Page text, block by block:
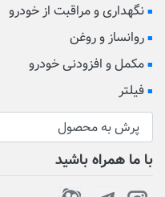
نگهداری و مراقبت از خودرو
روانساز و روغن
مکمل و افزودنی خودرو
فیلتر
با ما همراه باشید